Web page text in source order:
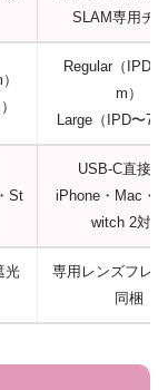
SLAM専用チ
Regular（IPD
m）
Large（IPD〜
St
USB-C直接
iPhone・Mac・
witch 2対応
光
専用レンズフレ
同梱